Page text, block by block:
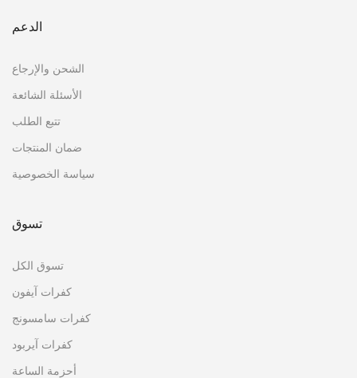
الدعم
الشحن والإرجاع
الأسئلة الشائعة
تتبع الطلب
ضمان المنتجات
سياسة الخصوصية
تسوق
تسوق الكل
كفرات آيفون
كفرات سامسونج
كفرات آيربود
أحزمة الساعة